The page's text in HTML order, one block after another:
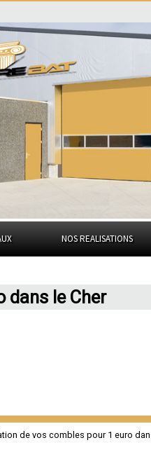
NOS REALISATIONS
dans le Cher